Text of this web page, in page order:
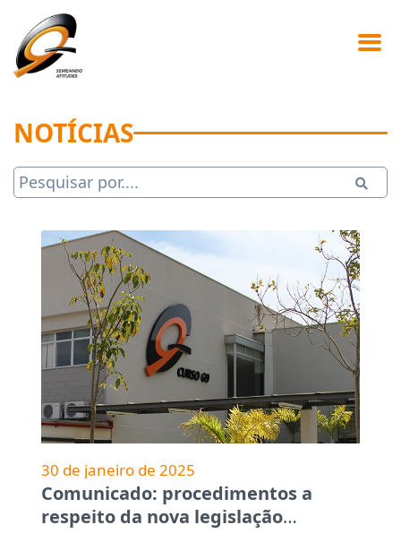
NOTÍCIAS
30 de janeiro de 2025
Comunicado: procedimentos a
respeito da nova legislação…